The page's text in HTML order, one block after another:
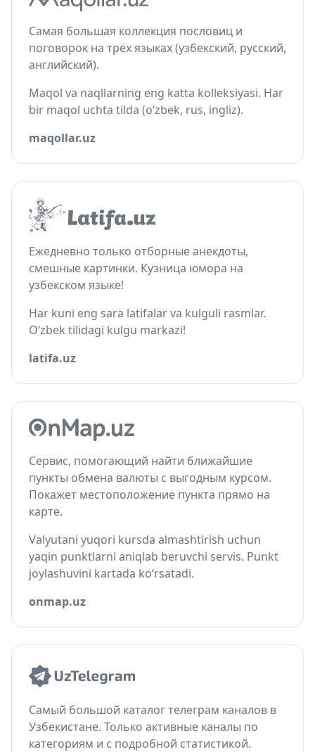
Самая большая коллекция пословиц и
поговорок на трёх языках (узбекский, русский,
английский).
Maqol va naqllarning eng katta kolleksiyasi. Har
bir maqol uchta tilda (o‘zbek, rus, ingliz).
maqollar.uz
Ежедневно только отборные анекдоты,
смешные картинки. Кузница юмора на
узбекском языке!
Har kuni eng sara latifalar va kulguli rasmlar.
O‘zbek tilidagi kulgu markazi!
latifa.uz
Сервис, помогающий найти ближайшие
пункты обмена валюты с выгодным курсом.
Покажет местоположение пункта прямо на
карте.
Valyutani yuqori kursda almashtirish uchun
yaqin punktlarni aniqlab beruvchi servis. Punkt
joylashuvini kartada ko‘rsatadi.
onmap.uz
Самый большой каталог телеграм каналов в
Узбекистане. Только активные каналы по
категориям и с подробной статистикой.